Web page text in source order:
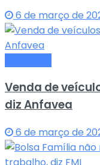
6 de março de
Venda de
diz Anfavea
6 de março de